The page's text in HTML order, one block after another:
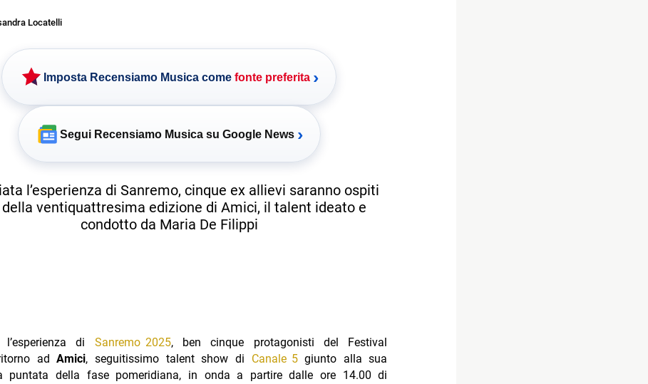
Locatelli
Imposta Recensiamo Musica come fonte preferita ›
Segui Recensiamo Musica su Google News ›
l’esperienza di Sanremo, cinque ex allievi saranno ospiti
ventiquattresima edizione di Amici, il talent ideato e
condotto da Maria De Filippi
l’esperienza di Sanremo 2025, ben cinque protagonisti del Festival
adAmici, seguitissimo talent show di Canale 5giunto alla sua
puntata della fase pomeridiana, in onda a partire dalle ore 14.00 di